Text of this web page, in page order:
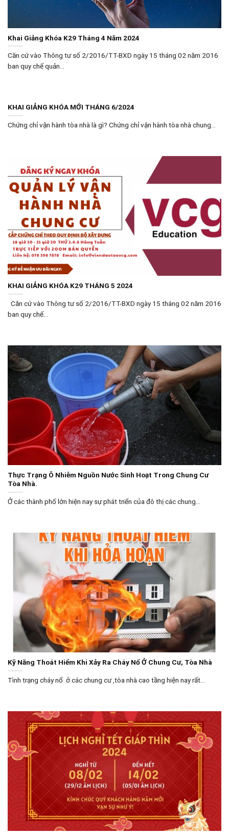
Khai Giảng Khóa K29 Tháng 4 Năm 2024
Căn cứ vào Thông tư số 2/2016/TT-BXD ngày 15 tháng 02 năm 2016
ban quy chế quản...
KHAI GIẢNG KHÓA MỚI THÁNG 6/2024
Chứng chỉ vận hành tòa nhà là gì? Chứng chỉ vận hành tòa nhà chung...
KHAI GIẢNG KHÓA K29 THÁNG 5 2024
Căn cứ vào Thông tư số 2/2016/TT-BXD ngày 15 tháng 02 năm 2016
ban quy chế...
Thực Trạng Ô Nhiễm Nguồn Nước Sinh Hoạt Trong Chung Cư
Tòa Nhà.
Ở các thành phố lớn hiện nay sự phát triển của đô thị các chung...
Kỹ Năng Thoát Hiểm Khi Xảy Ra Cháy Nổ Ở Chung Cư, Tòa Nhà
Tình trạng cháy nổ ở các chung cư ,tòa nhà cao tầng hiện nay rất...